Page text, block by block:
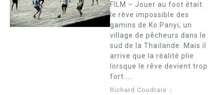
FILM – Jouer au foot était
le rêve impossible des
gamins de Ko Panyi, un
village de pêcheurs dans le
sud de la Thaïlande. Mais il
arrive que la réalité plie
lorsque le rêve devient trop
fort....
Richard Coudrais